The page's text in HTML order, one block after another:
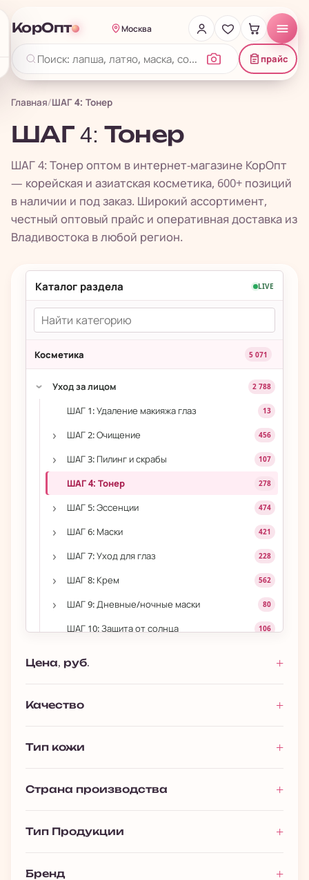
КорОпт Москва
прайс
Главная/ШАГ 4: Тонер
ШАГ 4: Тонер
ШАГ 4: Тонер оптом в интернет-магазине КорОпт
— корейская и азиатская косметика, 600+ позиций
в наличии и под заказ. Широкий ассортимент,
честный оптовый прайс и оперативная доставка из
Владивостока в любой регион.
Каталог раздела LIVE
Косметика 5 071
› Уход за лицом 2 788
ШАГ 1: Удаление макияжа глаз 13
› ШАГ 2: Очищение 456
› ШАГ 3: Пилинг и скрабы 107
ШАГ 4: Тонер 278
› ШАГ 5: Эссенции 474
› ШАГ 6: Маски 421
› ШАГ 7: Уход для глаз 228
› ШАГ 8: Крем 562
› ШАГ 9: Дневные/ночные маски 80
ШАГ 10: Защита от солнца 106
› Уход за телом
Мужчинам
Подарочные наборы
Цена, руб.
Качество
Тип кожи
Страна производства
Тип Продукции
Бренд